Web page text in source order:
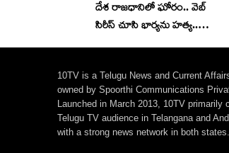
దేశ రాజధానిలో ఘోరం.. వెబ్
సిరీస్ చూసి భార్యను హత్య..
10TV is a Telugu News and Current
owned by Spoorthi Communications
Launched in March 2013, 10TV primarily
Telugu TV audience in Telangana and
with a strong news network in both states.